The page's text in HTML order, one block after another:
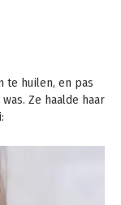
te huilen, en pas
Ze haalde haar